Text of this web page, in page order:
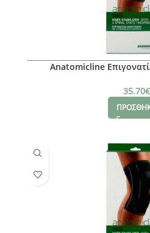
Anatomicline
35.70€